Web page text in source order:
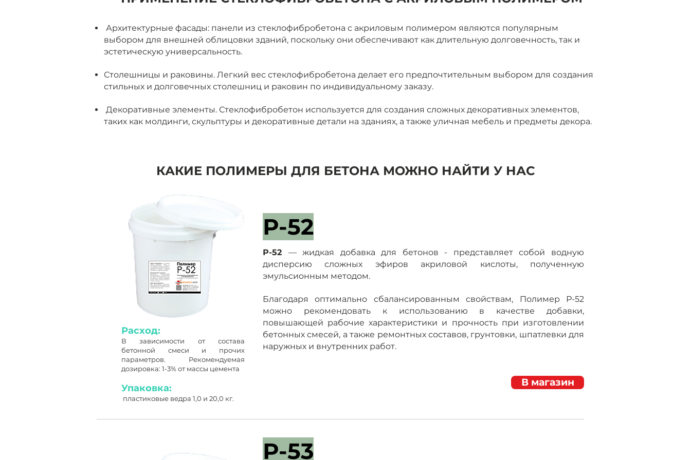
Архитектурные фасады: панели из стеклофибробетона с акриловым полимером являются популярным
выбором для внешней облицовки зданий, поскольку они обеспечивают как длительную долговечность, так и
эстетическую универсальность.
Столешницы и раковины. Легкий вес стеклофибробетона делает его предпочтительным выбором для создания
стильных и долговечных столешниц и раковин по индивидуальному заказу.
Декоративные элементы. Стеклофибробетон используется для создания сложных декоративных элементов,
таких как молдинги, скульптуры и декоративные детали на зданиях, а также уличная мебель и предметы декора.
КАКИЕ ПОЛИМЕРЫ ДЛЯ БЕТОНА МОЖНО НАЙТИ У НАС
Р-52 — жидкая добавка для бетонов - представляет собой водную
дисперсию сложных эфиров акриловой кислоты, полученную
эмульсионным методом.
Благодаря оптимально сбалансированным свойствам, Полимер Р-52
можно рекомендовать к использованию в качестве добавки,
повышающей рабочие характеристики и прочность при изготовлении
бетонных смесей, а также ремонтных составов, грунтовки, шпатлевки для
наружных и внутренних работ.
Р-52
В магазин
Расход:
В зависимости от состава
бетонной смеси и прочих
параметров. Рекомендуемая
дозировка: 1-3% от массы цемента
Упаковка:
пластиковые ведра 1,0 и 20,0 кг.
Р-53